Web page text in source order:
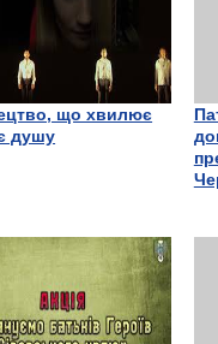
що хвилює
душу